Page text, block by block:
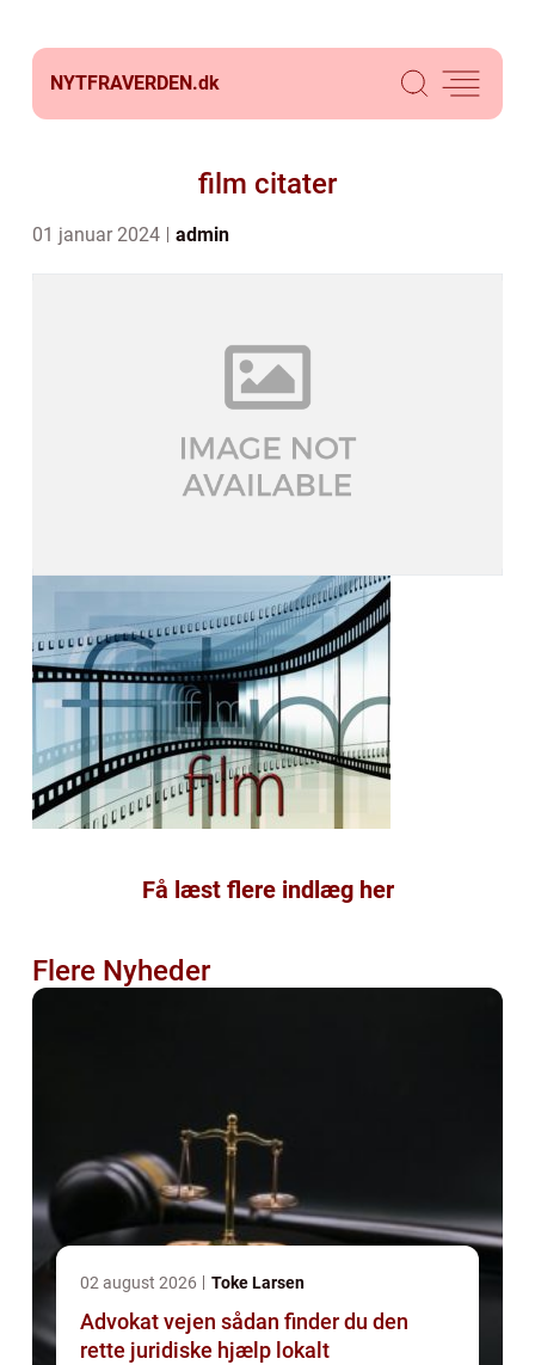
NYTFRAVERDEN.dk
film citater
01 januar 2024 admin
Få læst flere indlæg her
Flere Nyheder
02 august 2026 Toke Larsen
Advokat vejen sådan finder du den
rette juridiske hjælp lokalt